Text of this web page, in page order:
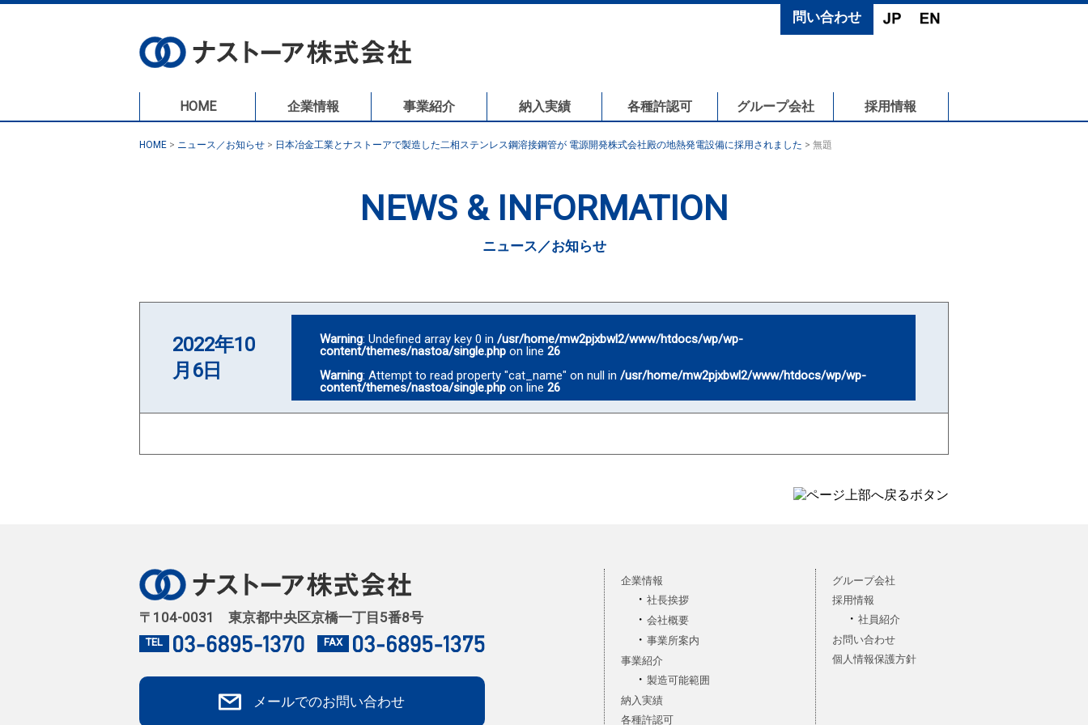
問い合わせ
HOME 企業情報 事業紹介 納入実績 各種許認可 グループ会社 採用情報
HOME > ニュース／お知らせ > 日本冶金工業とナストーアで製造した二相ステンレス鋼溶接鋼管が 電源開発株式会社殿の地熱発電設備に採用されました > 無題
NEWS & INFORMATION
ニュース／お知らせ
2022年10
月6日
Warning: Undefined array key 0 in/usr/home/mw2pjxbwl2/www/htdocs/wp/wp-
content/themes/nastoa/single.php on line26
Warning: Attempt to read property "cat_name" on null in/usr/home/mw2pjxbwl2/www/htdocs/wp/wp-
content/themes/nastoa/single.php on line26
〒104-0031 東京都中央区京橋一丁目5番8号
TEL FAX
メールでのお問い合わせ
企業情報
社長挨拶
会社概要
事業所案内
事業紹介
製造可能範囲
納入実績
各種許認可
グループ会社
採用情報
社員紹介
お問い合わせ
個人情報保護方針